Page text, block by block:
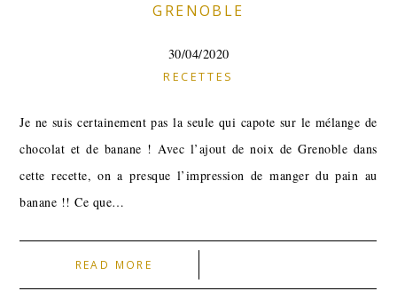
GRENOBLE
30/04/2020
RECETTES
Je ne suis certainement pas la seule qui capote sur le mélange de
chocolat et de banane ! Avec l’ajout de noix de Grenoble dans
cette recette, on a presque l’impression de manger du pain au
banane !! Ce que…
READ MORE